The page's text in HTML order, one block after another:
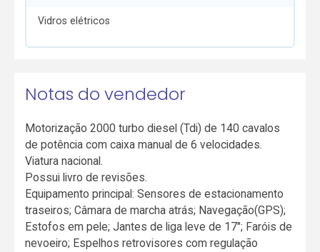
Vidros elétricos
Notas do vendedor
Motorização 2000 turbo diesel (Tdi) de 140 cavalos
de potência com caixa manual de 6 velocidades.
Viatura nacional.
Possui livro de revisões.
Equipamento principal: Sensores de estacionamento
traseiros; Câmara de marcha atrás; Navegação(GPS);
Estofos em pele; Jantes de liga leve de 17"; Faróis de
nevoeiro; Espelhos retrovisores com regulação